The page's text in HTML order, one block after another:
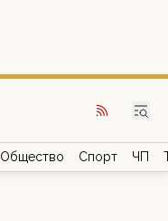
Общество Спорт ЧП